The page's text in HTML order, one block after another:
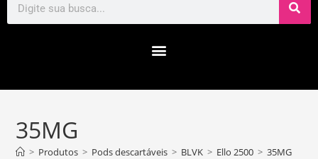
35MG
> Produtos > Pods descartáveis > BLVK > Ello 2500 > 35MG